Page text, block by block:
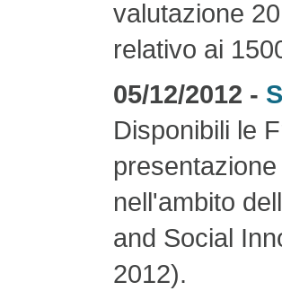
valutazione
relativo ai
05/12/2012 -
Disponibili le
nell'ambito
and Social
2012).